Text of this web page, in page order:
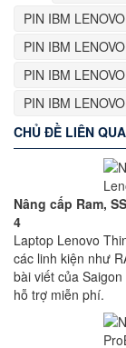
PIN IBM
PIN IBM
PIN IBM
PIN IBM
CHỦ ĐỀ LIÊN
Nâng cấp Ram,
4
Laptop Lenovo
các linh kiện như
bài viết của
hỗ trợ miễn phí.